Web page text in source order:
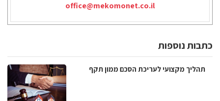
office@mekomonet.co.il
כתבות נוספות
תהליך מקצועי לעריכת הסכם ממון תקף